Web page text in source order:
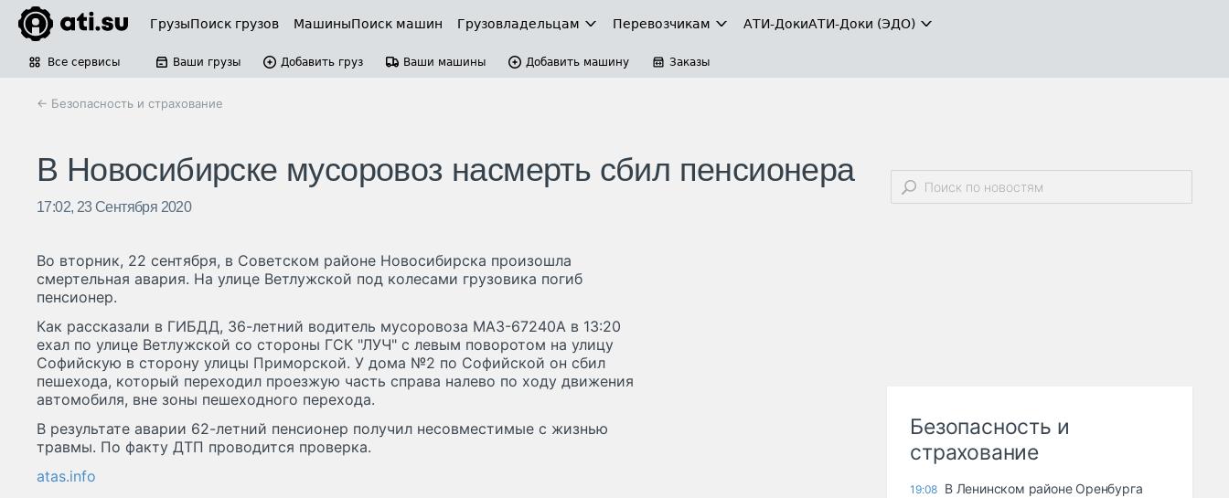
ГрузыПоиск грузов МашиныПоиск машин Грузовладельцам Перевозчикам АТИ-ДокиАТИ-Доки (ЭДО)
Все сервисы Ваши грузы Добавить груз Ваши машины Добавить машину Заказы
← Безопасность и страхование
В Новосибирске мусоровоз насмерть сбил пенсионера
17:02, 23 Сентября 2020
Во вторник, 22 сентября, в Советском районе Новосибирска произошла
смертельная авария. На улице Ветлужской под колесами грузовика погиб
пенсионер.
Как рассказали в ГИБДД, 36-летний водитель мусоровоза МАЗ-67240А в 13:20
ехал по улице Ветлужской со стороны ГСК "ЛУЧ" с левым поворотом на улицу
Софийскую в сторону улицы Приморской. У дома №2 по Софийской он сбил
пешехода, который переходил проезжую часть справа налево по ходу движения
автомобиля, вне зоны пешеходного перехода.
В результате аварии 62-летний пенсионер получил несовместимые с жизнью
травмы. По факту ДТП проводится проверка.
atas.info
Безопасность и
страхование
19:08 В Ленинском районе Оренбурга